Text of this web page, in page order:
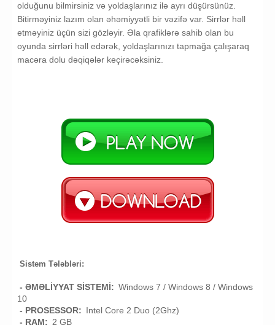
olduğunu bilmirsiniz və yoldaşlarınız ilə ayrı düşürsünüz.
Bitirməyiniz lazım olan əhəmiyyətli bir vəzifə var. Sirrlər həll
etməyiniz üçün sizi gözləyir. Əla qrafiklərə sahib olan bu
oyunda sirrləri həll edərək, yoldaşlarınızı tapmağa çalışaraq
macəra dolu dəqiqələr keçirəcəksiniz.
Sistem Tələbləri:
- ƏMƏLİYYAT SİSTEMİ: Windows 7 / Windows 8 / Windows
10
- PROSESSOR: Intel Core 2 Duo (2Ghz)
- RAM: 2 GB